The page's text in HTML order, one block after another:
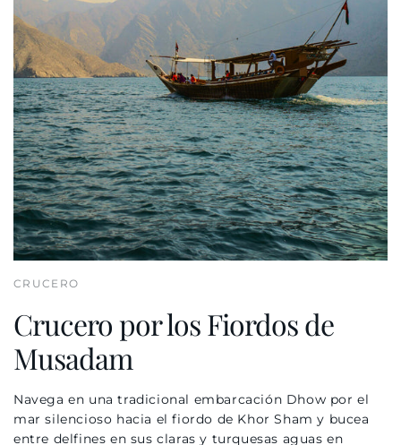
CRUCERO
Crucero por los Fiordos de
Musadam
Navega en una tradicional embarcación Dhow por el
mar silencioso hacia el fiordo de Khor Sham y bucea
entre delfines en sus claras y turquesas aguas en